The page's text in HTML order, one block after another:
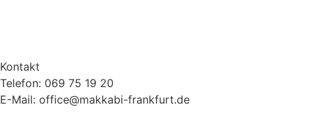
Kontakt
Telefon: 069 75 19 20
E-Mail: office@makkabi-frankfurt.de